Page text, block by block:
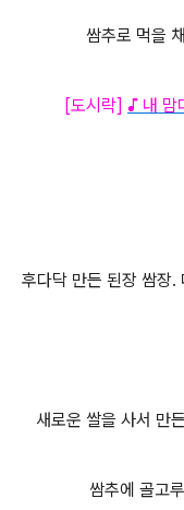
쌈추로 먹을
[도시락] ♪ 내 맘
후다닥 만든 된장 쌈장.
새로운 쌀을 사서 만
쌈추에 골고